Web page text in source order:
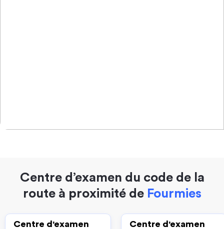
Centre d’examen du code de la
route à proximité de Fourmies
Centre d'examen Centre d'examen